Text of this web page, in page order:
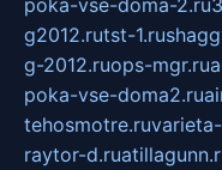
g2012.rutst-1.ru
g-2012.ruops-mgr.ru
poka-vse-doma2.ru
tehosmotre.ru
raytor-d.ru